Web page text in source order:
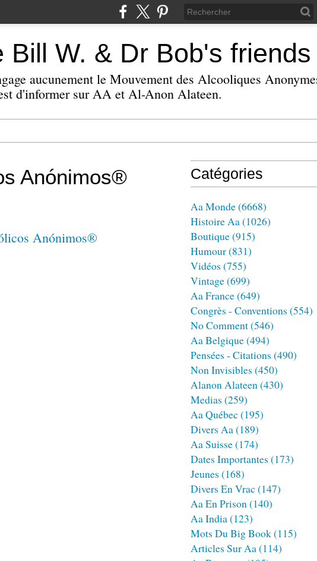
Bill W. & Dr Bob's friends
aucunement le Mouvement des Alcooliques
d'informer sur AA et Al-Anon Alateen.
Anónimos® Catégories
Aa Monde(6668)
Histoire Aa(1026)
Boutique(915)
Humour(831)
Vidéos (755)
Vintage(699)
Aa France(649)
Congrès - Conventions (554)
No Comment(546)
Aa Belgique(494)
Pensées - Citations (490)
Non Invisibles (450)
Alanon Alateen(430)
Medias (259)
Aa Québec (195)
Divers Aa(189)
Aa Suisse(174)
Dates Importantes (173)
Jeunes (168)
Divers En Vrac (147)
Aa En Prison(140)
Aa India(123)
Mots Du Big Book(115)
Articles Sur Aa(114)